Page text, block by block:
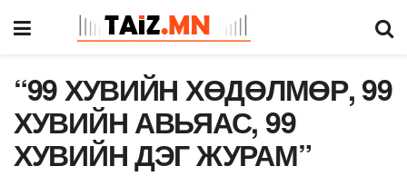
“99 ХУВИЙН ХӨДӨЛМӨР, 99
ХУВИЙН АВЬЯАС, 99
ХУВИЙН ДЭГ ЖУРАМ”